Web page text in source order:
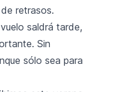
retrasos.
saldrá tarde,
Sin
sólo sea para